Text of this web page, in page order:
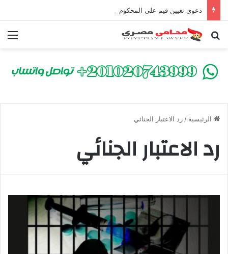
بحث عن
الرئيسية / رد الاعتبار الجنائي
رد الاعتبار الجنائي